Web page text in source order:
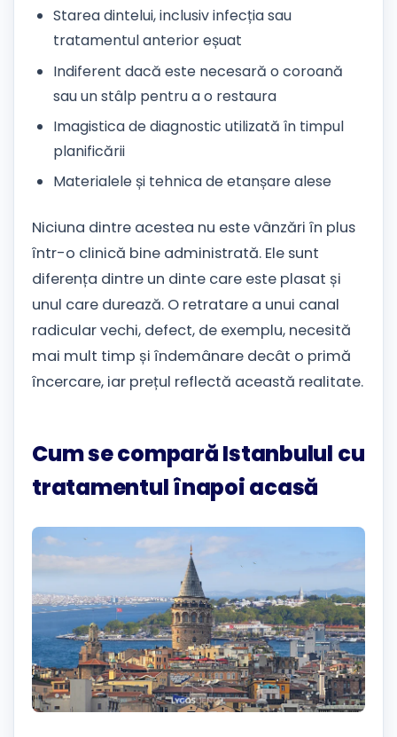
Starea dintelui, inclusiv infecția sau
tratamentul anterior eșuat
Indiferent dacă este necesară o coroană
sau un stâlp pentru a o restaura
Imagistica de diagnostic utilizată în timpul
planificării
Materialele și tehnica de etanșare alese
Niciuna dintre acestea nu este vânzări în plus
într-o clinică bine administrată. Ele sunt
diferența dintre un dinte care este plasat și
unul care durează. O retratare a unui canal
radicular vechi, defect, de exemplu, necesită
mai mult timp și îndemânare decât o primă
încercare, iar prețul reflectă această realitate.
Cum se compară Istanbulul cu
tratamentul înapoi acasă